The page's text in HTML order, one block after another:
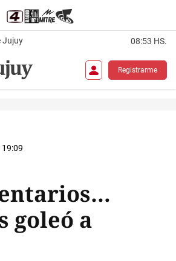
Jujuy 08:53 HS.
Registrarme
19:09
goleó a